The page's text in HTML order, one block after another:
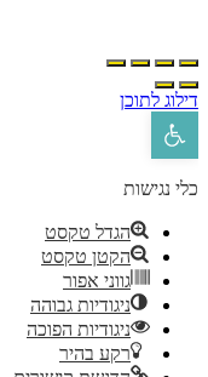
לתוכן
פתח סרגל נגישות
נגישות
הגדל טקסט
הקטן טקסט
גווני אפור
ניגודיות גבוהה
ניגודיות הפוכה
רקע בהיר